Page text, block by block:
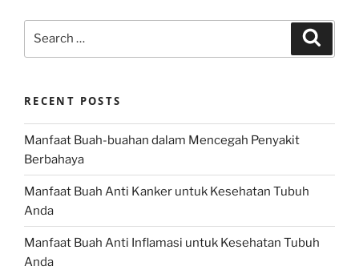
RECENT POSTS
Manfaat Buah-buahan dalam Mencegah Penyakit
Berbahaya
Manfaat Buah Anti Kanker untuk Kesehatan Tubuh
Anda
Manfaat Buah Anti Inflamasi untuk Kesehatan Tubuh
Anda